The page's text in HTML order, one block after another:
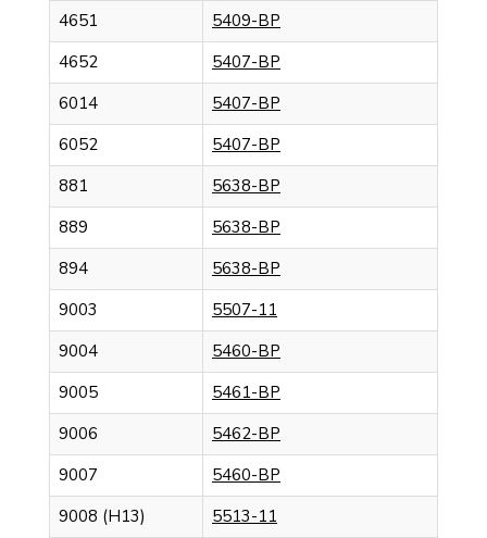
4651
5409-BP
4652
5407-BP
6014
5407-BP
6052
5407-BP
881
5638-BP
889
5638-BP
894
5638-BP
9003
5507-11
9004
5460-BP
9005
5461-BP
9006
5462-BP
9007
5460-BP
9008 (H13)
5513-11